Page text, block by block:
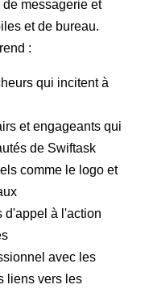
messagerie et
et de bureau.
:
qui incitent à
et engageants qui
de Swiftask
comme le logo et
d'appel à l'action
avec les
liens vers les